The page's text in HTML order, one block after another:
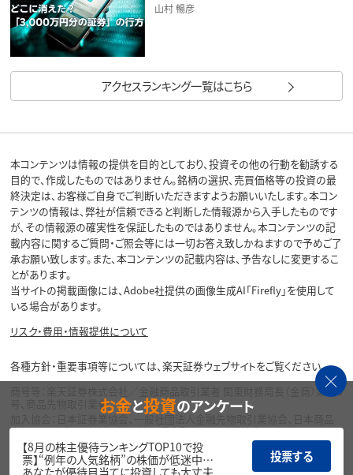
山村 暢彦
アクセスランキング一覧はこちら
本コンテンツは情報の提供を目的としており、投資その他の行動を勧誘する
目的で、作成したものではありません。銘柄の選択、売買価格等の投資の最
終決定は、お客様ご自身でご判断いただきますようお願いいたします。本コン
テンツの情報は、弊社が信頼できると判断した情報源から入手したものです
が、その情報源の確実性を保証したものではありません。本コンテンツの記
載内容に関するご質問・ご照会等には一切お答え致しかねますので予めご了
承お願い致します。また、本コンテンツの記載内容は、予告なしに変更するこ
とがあります。
当サイトの掲載画像には、Adobe社提供の画像生成AI「Firefly」を使用して
いる場合があります。
リスク・費用・情報提供について
各種方針・重要事項等については、楽天証券ウェブサイトをご覧ください。
商号等：楽天証券株式会社／金融商品取引業者 関東財務局長（金商）第195
号、商品先物取引業者
加入協会：日本証券業協会、一般社団法人金融先物取引業協会、日本商品
先物取引協会、一般社団法人第二種金融商品取引業協会、一般社団法人資
産運用業協会
Copyright©
お金と投資のアンケート
【8月の株主優待ランキングTOP10で投
票】“例年の人気銘柄”の株価が低迷中…
あなたが優待目当てに投資しても大丈夫
投票する